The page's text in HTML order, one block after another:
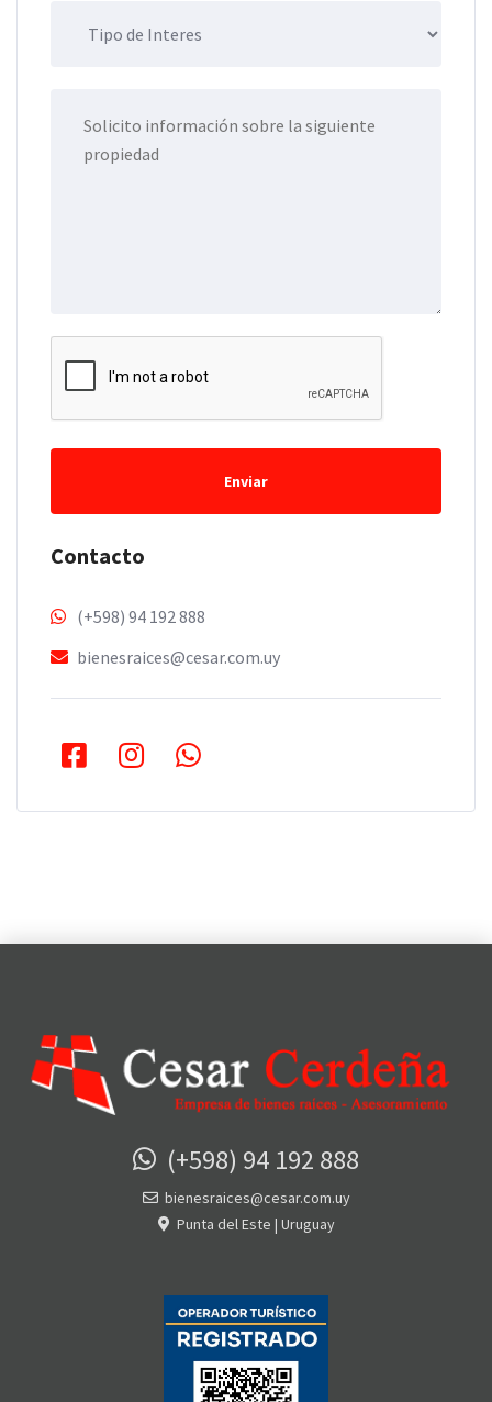
Enviar
Contacto
(+598) 94 192 888
bienesraices@cesar.com.uy
(+598) 94 192 888
bienesraices@cesar.com.uy
Punta del Este | Uruguay